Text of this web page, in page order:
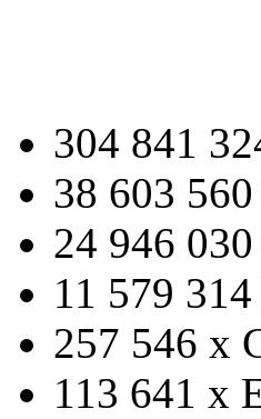
304 841
38 603
24 946
11 579
257 546 x
113 641 x